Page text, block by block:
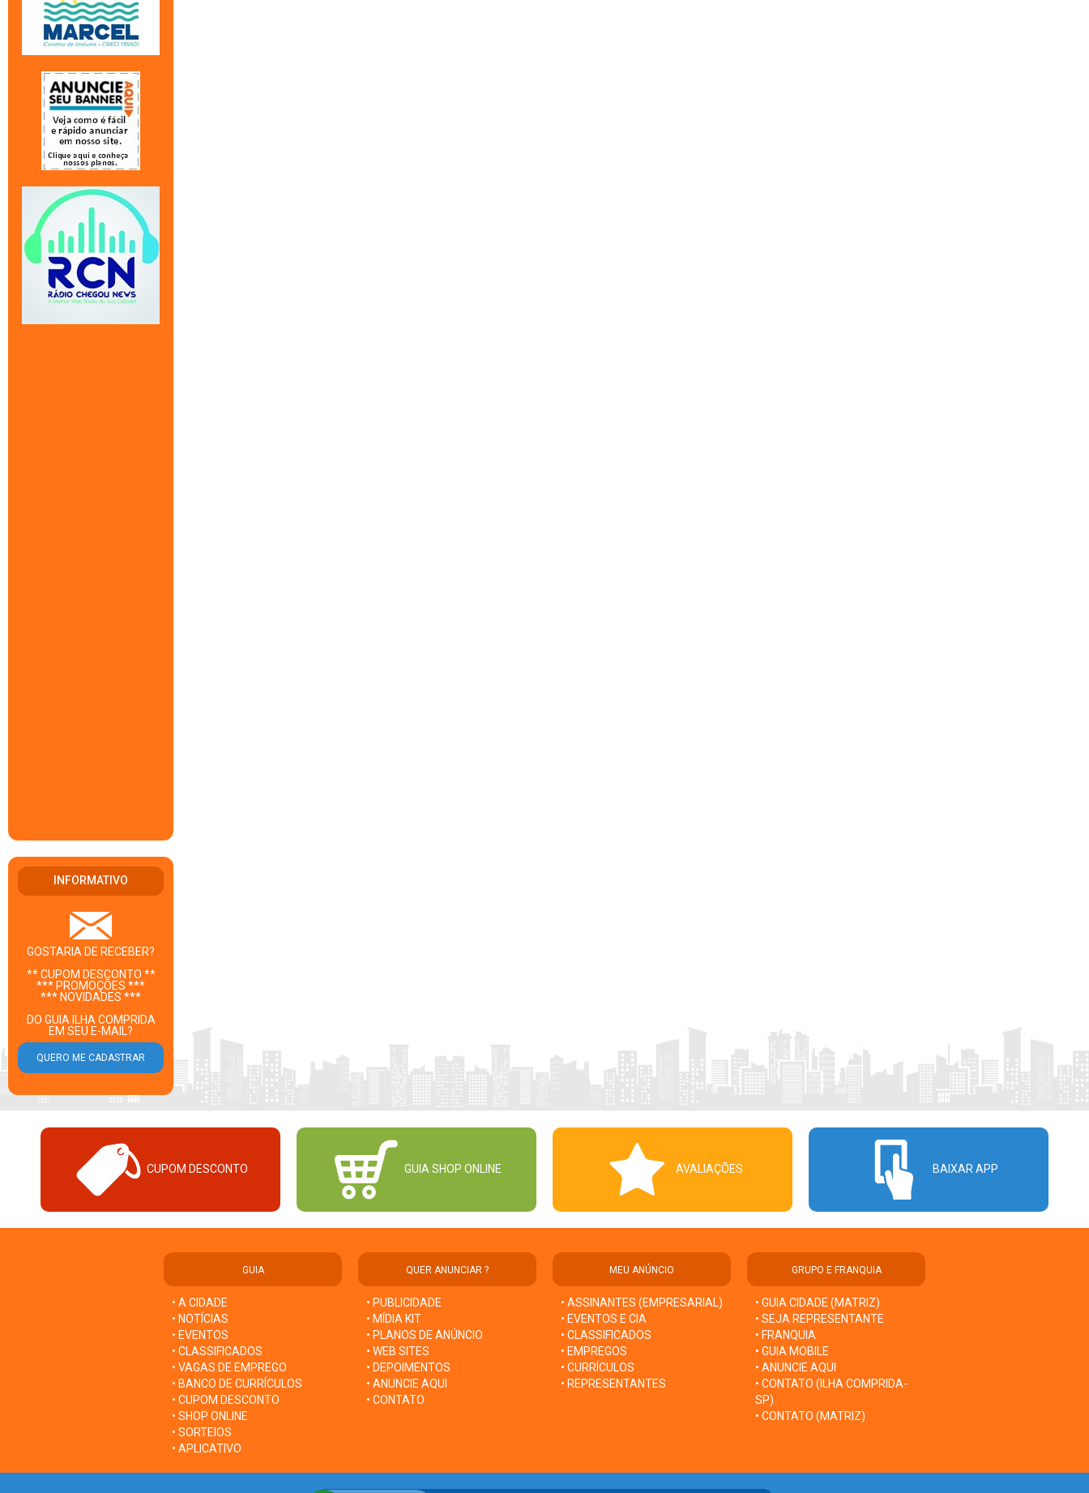
INFORMATIVO
GOSTARIA DE RECEBER?
** CUPOM DESCONTO **
*** PROMOÇÕES ***
*** NOVIDADES ***
DO GUIA ILHA COMPRIDA
EM SEU E-MAIL?
CUPOM DESCONTO GUIA SHOP ONLINE AVALIAÇÕES BAIXAR APP
GUIA
• A CIDADE
• NOTÍCIAS
• EVENTOS
• CLASSIFICADOS
• VAGAS DE EMPREGO
• BANCO DE CURRÍCULOS
• CUPOM DESCONTO
• SHOP ONLINE
• SORTEIOS
• APLICATIVO
QUER ANUNCIAR ?
• PUBLICIDADE
• MÍDIA KIT
• PLANOS DE ANÚNCIO
• WEB SITES
• DEPOIMENTOS
• ANUNCIE AQUI
• CONTATO
MEU ANÚNCIO
• ASSINANTES (EMPRESARIAL)
• EVENTOS E CIA
• CLASSIFICADOS
• EMPREGOS
• CURRÍCULOS
• REPRESENTANTES
GRUPO E FRANQUIA
• GUIA CIDADE (MATRIZ)
• SEJA REPRESENTANTE
• FRANQUIA
• GUIA MOBILE
• ANUNCIE AQUI
• CONTATO (ILHA COMPRIDA-
SP)
• CONTATO (MATRIZ)